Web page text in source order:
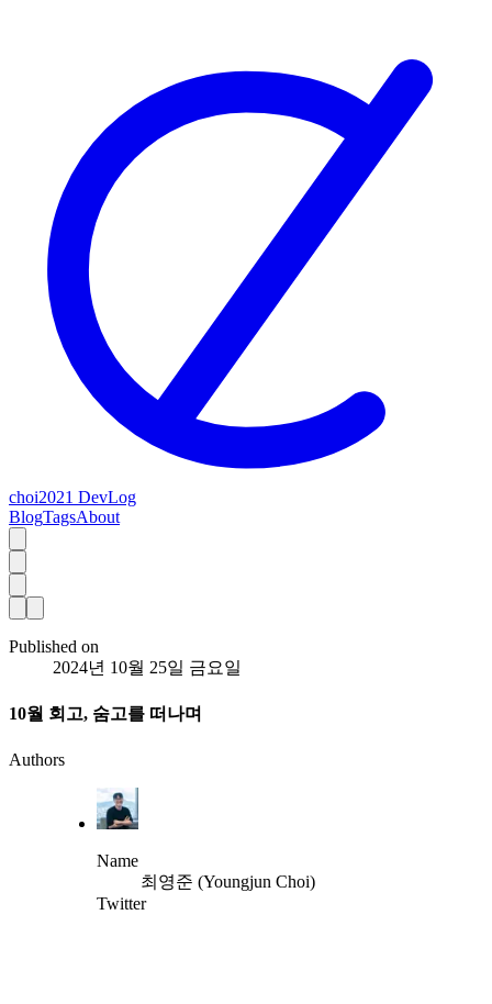
choi2021 DevLog
BlogTagsAbout
Published on
2024년 10월 25일 금요일
10월 회고, 숨고를 떠나며
Authors
Name
최영준 (Youngjun Choi)
Twitter